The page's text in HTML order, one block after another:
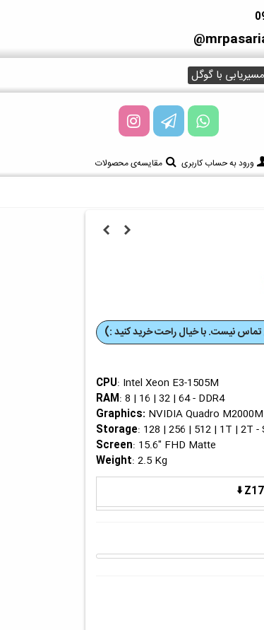
مسیریابی با گوگل
ورود به حساب کاربری
مقایسه‌ی محصولات
تماس نیست. با خیال راحت خرید کنید :)
CPU: Intel Xeon E3-1505M
RAM: 8 | 16 | 32 | 64 - DDR4
Graphics: NVIDIA Quadro
Storage: 128 | 256 | 512 | 1T | 2T -
Screen: 15.6" FHD Matte
Weight: 2.5 Kg